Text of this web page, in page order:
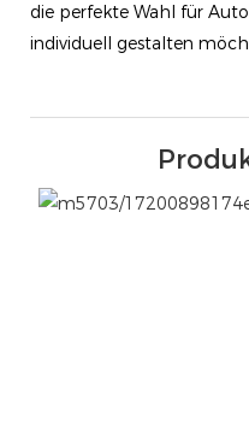
die perfekte Wahl für
individuell gestalten